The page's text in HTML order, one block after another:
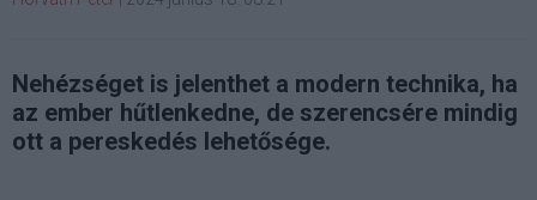
Nehézséget is jelenthet a modern technika, ha
az ember hűtlenkedne, de szerencsére mindig
ott a pereskedés lehetősége.